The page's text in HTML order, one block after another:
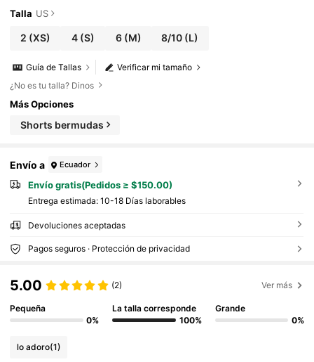
Talla US
2 (XS) 4(S) 6(M) 8/10 (L)
Verificar mi tamaño
Guía de Tallas
¿No es tu talla? Dinos
Más Opciones
Shorts bermudas
Envío a Ecuador
Envío gratis(Pedidos ≥ $150.00)
Entrega estimada: 10-18 Días laborables
Devoluciones aceptadas
Pagos seguros · Protección de privacidad
5.00 (2) Ver más
Pequeña
0%
La talla corresponde
100%
Grande
0%
lo adoro(1)